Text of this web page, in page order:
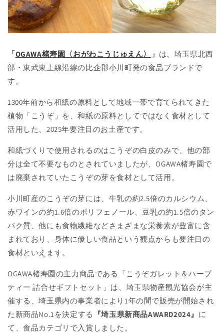
「OGAWA楮寿園〈おがわこうじゅえん〉 」 は、埼玉県北西
部・東武東上線沿線の比企郡小川町発の食品ブランドで
す。
1300年前から和紙の原料として地域一帯で育てられてきた
植物「こうぞ」を、和紙の原料としてではなく食材として
活用した、2025年要注目のお土産です。
和紙づくりで使用されるのはこうぞの白皮のみで、他の部
分は全て不要なものとされていましたが、OGAWA楮寿園で
は廃棄されていたこうぞの芽を食材として活用。
小川町産のこうぞの芽には、牛乳の約2.5倍のカルシウム、
赤ワインの約1.6倍のポリフェノール、豆乳の約1.5倍のタン
パク質、他にも食物繊維などさまざまな栄養素が豊富に含
まれており、身体に優しい食品という観点からも要注目の
食材といえます。
OGAWA楮寿園の主力商品である「こうぞガレット＆ハーブ
ティー 詰合せギフトセット」は、埼玉県物産観光協会が主
催する、埼玉県内の事業者により1年の間で販売が開始され
た新商品No.1を決定する
『埼玉県新商品AWARD2024』 に
て、食品カテゴリで入賞しました。